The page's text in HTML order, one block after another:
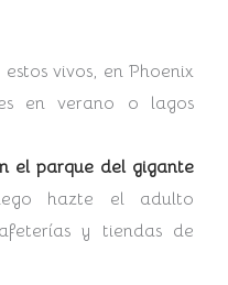
vivos, en Phoenix
en verano o lagos
el parque del gigante
hazte el adulto
y tiendas de